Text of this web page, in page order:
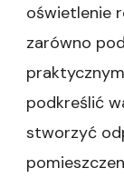
oświetlenie
zarówno
podkreślić
stworzyć